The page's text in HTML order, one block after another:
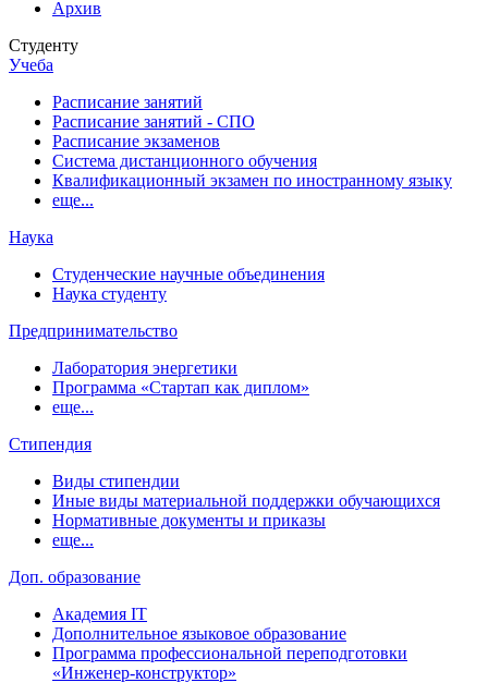
Архив
Студенту
Учеба
Расписание занятий
Расписание занятий - СПО
Расписание экзаменов
Система дистанционного обучения
Квалификационный экзамен по иностранному языку
еще...
Наука
Студенческие научные объединения
Наука студенту
Предпринимательство
Лаборатория энергетики
Программа «Стартап как диплом»
еще...
Стипендия
Виды стипендии
Иные виды материальной поддержки обучающихся
Нормативные документы и приказы
еще...
Доп. образование
Академия IT
Дополнительное языковое образование
Программа профессиональной переподготовки
«Инженер-конструктор»